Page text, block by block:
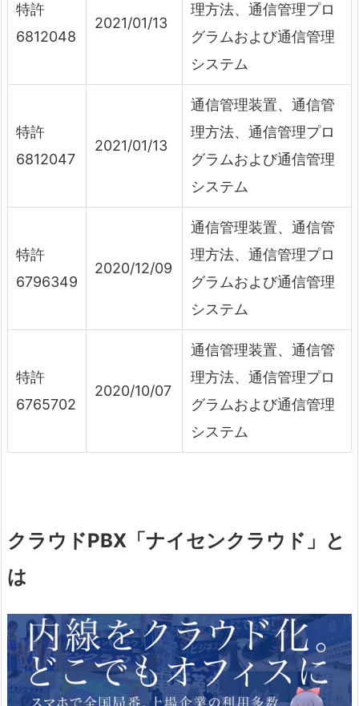
特許
6812048
2021/01/13
理方法、通信管理プロ
グラムおよび通信管理
システム
特許
6812047
2021/01/13
通信管理装置、通信管
理方法、通信管理プロ
グラムおよび通信管理
システム
特許
6796349
2020/12/09
通信管理装置、通信管
理方法、通信管理プロ
グラムおよび通信管理
システム
特許
6765702
2020/10/07
通信管理装置、通信管
理方法、通信管理プロ
グラムおよび通信管理
システム
クラウドPBX「ナイセンクラウド」と
は